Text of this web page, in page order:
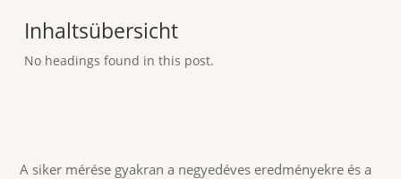
Inhaltsübersicht
No headings found in this post.
A siker mérése gyakran a negyedéves eredményekre és a